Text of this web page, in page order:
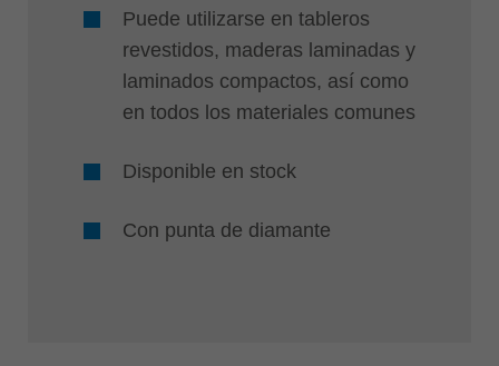
Puede utilizarse en tableros
revestidos, maderas laminadas y
laminados compactos, así como
en todos los materiales comunes
Disponible en stock
Con punta de diamante